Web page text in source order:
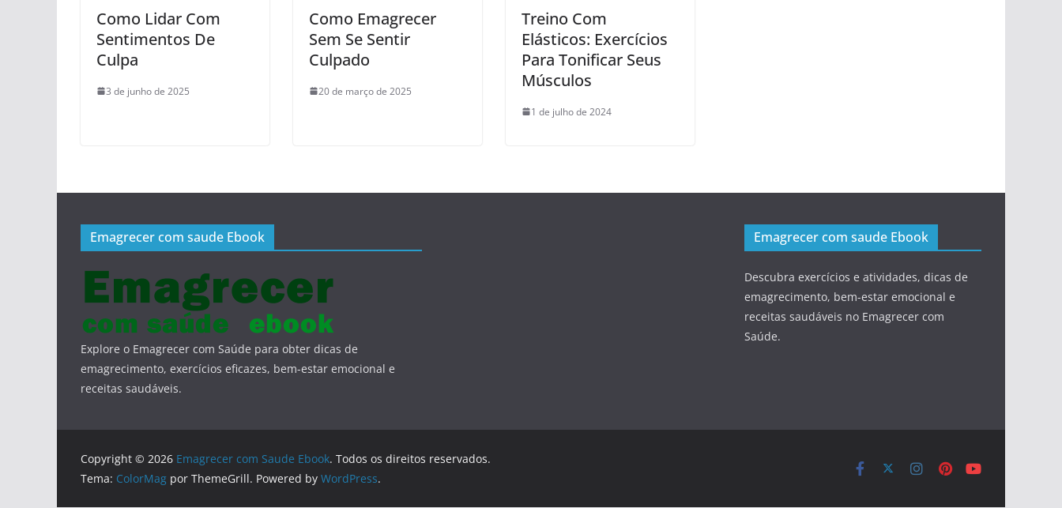
Como Lidar Com
Sentimentos De
Culpa
3 de junho de 2025
Como Emagrecer
Sem Se Sentir
Culpado
20 de março de 2025
Treino Com
Elásticos: Exercícios
Para Tonificar Seus
Músculos
1 de julho de 2024
Emagrecer com saude Ebook
Explore o Emagrecer com Saúde para obter dicas de
emagrecimento, exercícios eficazes, bem-estar emocional e
receitas saudáveis.
Emagrecer com saude Ebook
Descubra exercícios e atividades, dicas de
emagrecimento, bem-estar emocional e
receitas saudáveis no Emagrecer com
Saúde.
Copyright © 2026 Emagrecer com Saude Ebook. Todos os direitos reservados.
Tema: ColorMag por ThemeGrill. Powered by WordPress.